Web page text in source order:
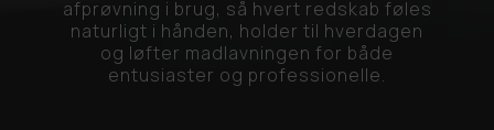
afprøvning i brug, så hvert redskab føles
naturligt i hånden, holder til hverdagen
og løfter madlavningen for både
entusiaster og professionelle.